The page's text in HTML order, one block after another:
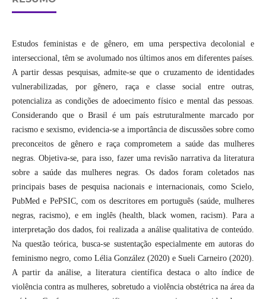
Estudos feministas e de gênero, em uma perspectiva decolonial e
interseccional, têm se avolumado nos últimos anos em diferentes países.
A partir dessas pesquisas, admite-se que o cruzamento de identidades
vulnerabilizadas, por gênero, raça e classe social entre outras,
potencializa as condições de adoecimento físico e mental das pessoas.
Considerando que o Brasil é um país estruturalmente marcado por
racismo e sexismo, evidencia-se a importância de discussões sobre como
preconceitos de gênero e raça comprometem a saúde das mulheres
negras. Objetiva-se, para isso, fazer uma revisão narrativa da literatura
sobre a saúde das mulheres negras. Os dados foram coletados nas
principais bases de pesquisa nacionais e internacionais, como Scielo,
PubMed e PePSIC, com os descritores em português (saúde, mulheres
negras, racismo), e em inglês (health, black women, racism). Para a
interpretação dos dados, foi realizada a análise qualitativa de conteúdo.
Na questão teórica, busca-se sustentação especialmente em autoras do
feminismo negro, como Lélia González (2020) e Sueli Carneiro (2020).
A partir da análise, a literatura científica destaca o alto índice de
violência contra as mulheres, sobretudo a violência obstétrica na área da